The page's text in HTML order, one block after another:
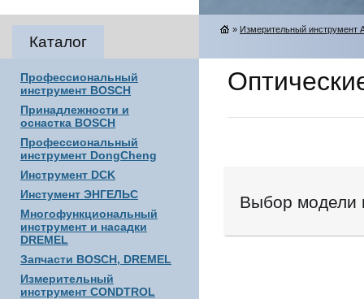
Каталог
Профессиональный
инструмент BOSCH
Принадлежности и
оснастка BOSCH
Профессиональный
инструмент DongCheng
Инструмент DCK
Инстумент ЭНГЕЛЬС
Многофункциональный
инструмент и насадки
DREMEL
Запчасти BOSCH, DREMEL
Измерительный
инструмент CONDTROL
» Измерительный инструмент
Выбор модели